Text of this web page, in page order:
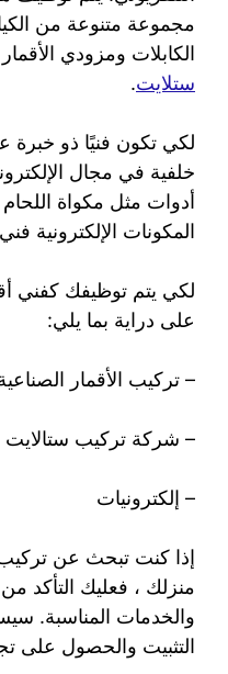
مجموعة متنوعة من
الكابلات ومزودي
ستلايت.
لكي تكون فنيًا ذو خبرة
خلفية في مجال
أدوات مثل مكواة
المكونات الإلكترونية
لكي يتم توظيفك كفني
على دراية بما يلي:
– تركيب الأقمار
– شركة تركيب ستالايت
– إلكترونيات
إذا كنت تبحث عن
منزلك ، فعليك التأكد
والخدمات المناسبة.
التثبيت والحصول على